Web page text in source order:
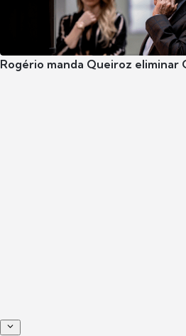
Rogério manda Queiroz eliminar